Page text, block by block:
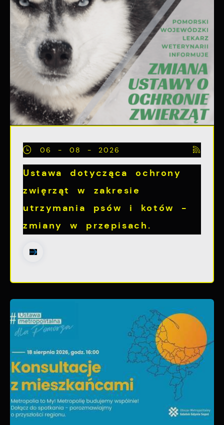
06 - 08 - 2026
Ustawa dotycząca ochrony
zwięrząt w zakresie
utrzymania psów i kotów -
zmiany w przepisach.